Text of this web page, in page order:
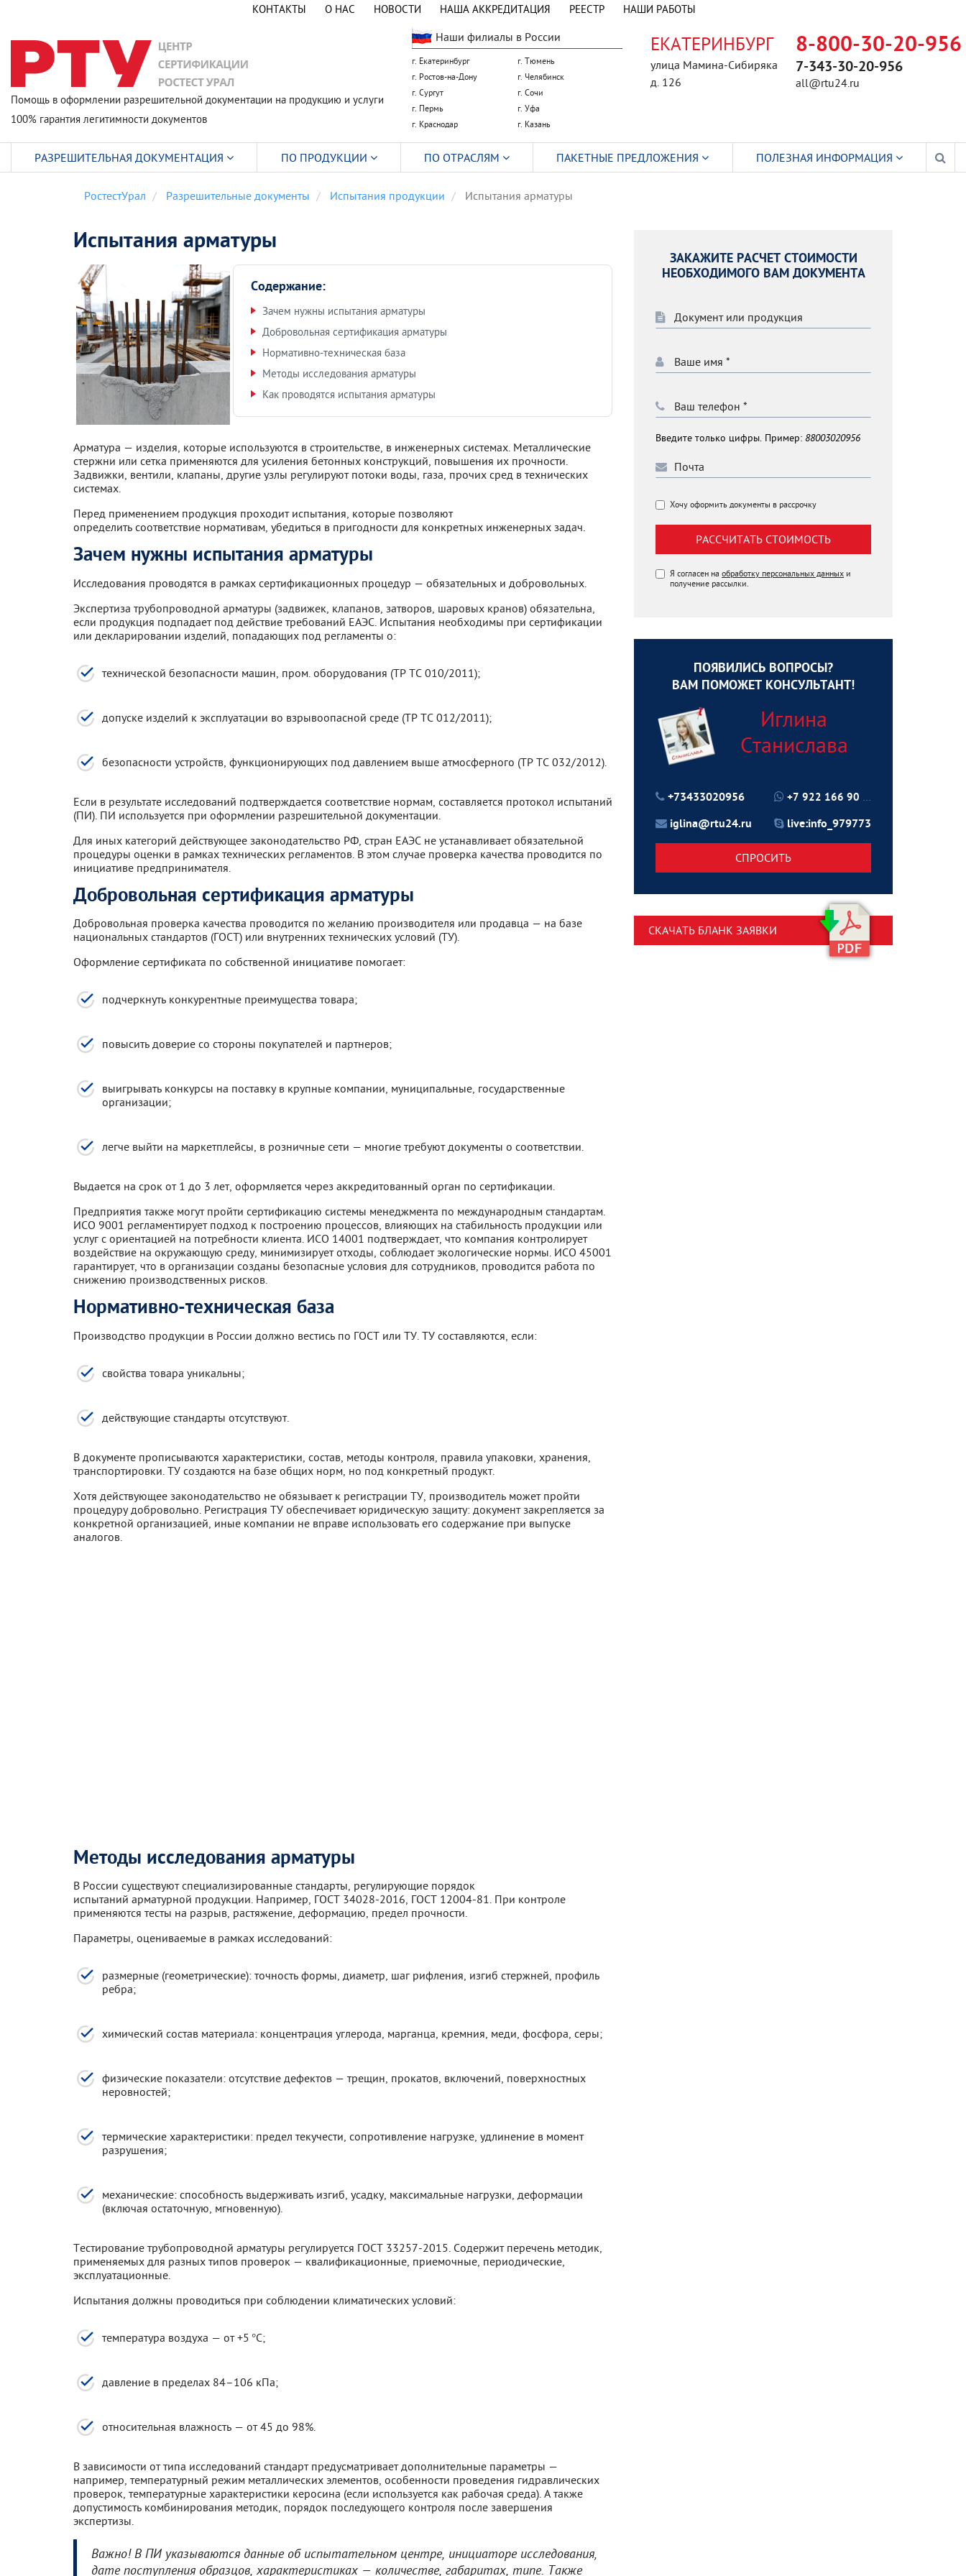
КОНТАКТЫ О НАС НОВОСТИ НАША АККРЕДИТАЦИЯ РЕЕСТР НАШИ РАБОТЫ
Помощь в оформлении разрешительной документации на продукцию и услуги
100% гарантия легитимности документов
Наши филиалы в России
г. Екатеринбург
г. Тюмень
г. Ростов-на-Дону
г. Челябинск
г. Сургут
г. Сочи
г. Пермь
г. Уфа
г. Краснодар
г. Казань
ЕКАТЕРИНБУРГ
улица Мамина-Сибиряка
д. 126
8-800-30-20-956
7-343-30-20-956
all@rtu24.ru
РостестУрал Разрешительные документы Испытания продукции Испытания арматуры
Испытания арматуры
Содержание:
Зачем нужны испытания арматуры
Добровольная сертификация арматуры
Нормативно-техническая база
Методы исследования арматуры
Как проводятся испытания арматуры
Арматура — изделия, которые используются в строительстве, в инженерных системах. Металлические
стержни или сетка применяются для усиления бетонных конструкций, повышения их прочности.
Задвижки, вентили, клапаны, другие узлы регулируют потоки воды, газа, прочих сред в технических
системах.
Перед применением продукция проходит испытания, которые позволяют
определить соответствие нормативам, убедиться в пригодности для конкретных инженерных задач.
Зачем нужны испытания арматуры
Исследования проводятся в рамках сертификационных процедур — обязательных и добровольных.
Экспертиза трубопроводной арматуры (задвижек, клапанов, затворов, шаровых кранов) обязательна,
если продукция подпадает под действие требований ЕАЭС. Испытания необходимы при сертификации
или декларировании изделий, попадающих под регламенты о:
технической безопасности машин, пром. оборудования (ТР ТС 010/2011);
допуске изделий к эксплуатации во взрывоопасной среде (ТР ТС 012/2011);
безопасности устройств, функционирующих под давлением выше атмосферного (ТР ТС 032/2012).
Если в результате исследований подтверждается соответствие нормам, составляется протокол испытаний
(ПИ). ПИ используется при оформлении разрешительной документации.
Для иных категорий действующее законодательство РФ, стран ЕАЭС не устанавливает обязательной
процедуры оценки в рамках технических регламентов. В этом случае проверка качества проводится по
инициативе предпринимателя.
Добровольная сертификация арматуры
Добровольная проверка качества проводится по желанию производителя или продавца — на базе
национальных стандартов (ГОСТ) или внутренних технических условий (ТУ).
Оформление сертификата по собственной инициативе помогает:
подчеркнуть конкурентные преимущества товара;
повысить доверие со стороны покупателей и партнеров;
выигрывать конкурсы на поставку в крупные компании, муниципальные, государственные
организации;
легче выйти на маркетплейсы, в розничные сети — многие требуют документы о соответствии.
Выдается на срок от 1 до 3 лет, оформляется через аккредитованный орган по сертификации.
Предприятия также могут пройти сертификацию системы менеджмента по международным стандартам.
ИСО 9001 регламентирует подход к построению процессов, влияющих на стабильность продукции или
услуг с ориентацией на потребности клиента. ИСО 14001 подтверждает, что компания контролирует
воздействие на окружающую среду, минимизирует отходы, соблюдает экологические нормы. ИСО 45001
гарантирует, что в организации созданы безопасные условия для сотрудников, проводится работа по
снижению производственных рисков.
Нормативно-техническая база
Производство продукции в России должно вестись по ГОСТ или ТУ. ТУ составляются, если:
свойства товара уникальны;
действующие стандарты отсутствуют.
В документе прописываются характеристики, состав, методы контроля, правила упаковки, хранения,
транспортировки. ТУ создаются на базе общих норм, но под конкретный продукт.
Хотя действующее законодательство не обязывает к регистрации ТУ, производитель может пройти
процедуру добровольно. Регистрация ТУ обеспечивает юридическую защиту: документ закрепляется за
конкретной организацией, иные компании не вправе использовать его содержание при выпуске
аналогов.
Методы исследования арматуры
В России существуют специализированные стандарты, регулирующие порядок
испытаний арматурной продукции. Например, ГОСТ 34028-2016, ГОСТ 12004-81. При контроле
применяются тесты на разрыв, растяжение, деформацию, предел прочности.
Параметры, оцениваемые в рамках исследований:
размерные (геометрические): точность формы, диаметр, шаг рифления, изгиб стержней, профиль
ребра;
химический состав материала: концентрация углерода, марганца, кремния, меди, фосфора, серы;
физические показатели: отсутствие дефектов — трещин, прокатов, включений, поверхностных
неровностей;
термические характеристики: предел текучести, сопротивление нагрузке, удлинение в момент
разрушения;
механические: способность выдерживать изгиб, усадку, максимальные нагрузки, деформации
(включая остаточную, мгновенную).
Тестирование трубопроводной арматуры регулируется ГОСТ 33257-2015. Содержит перечень методик,
применяемых для разных типов проверок — квалификационные, приемочные, периодические,
эксплуатационные.
Испытания должны проводиться при соблюдении климатических условий:
температура воздуха — от +5 °C;
давление в пределах 84–106 кПа;
относительная влажность — от 45 до 98%.
В зависимости от типа исследований стандарт предусматривает дополнительные параметры —
например, температурный режим металлических элементов, особенности проведения гидравлических
проверок, температурные характеристики керосина (если используется как рабочая среда). А также
допустимость комбинирования методик, порядок последующего контроля после завершения
экспертизы.
Важно! В ПИ указываются данные об испытательном центре, инициаторе исследования,
дате поступления образцов, характеристиках — количестве, габаритах, типе. Также
ЗАКАЖИТЕ РАСЧЕТ СТОИМОСТИ
НЕОБХОДИМОГО ВАМ ДОКУМЕНТА
Введите только цифры. Пример: 88003020956
Хочу оформить документы в рассрочку
РАССЧИТАТЬ СТОИМОСТЬ
Я согласен на обработку персональных данных и
получение рассылки.
ПОЯВИЛИСЬ ВОПРОСЫ?
ВАМ ПОМОЖЕТ КОНСУЛЬТАНТ!
Иглина
Станислава
+73433020956
iglina@rtu24.ru
+7 922 166 90 70
live:info_979773
СПРОСИТЬ
СКАЧАТЬ БЛАНК ЗАЯВКИ
РАЗРЕШИТЕЛЬНАЯ ДОКУМЕНТАЦИЯ ПО ПРОДУКЦИИ ПО ОТРАСЛЯМ ПАКЕТНЫЕ ПРЕДЛОЖЕНИЯ ПОЛЕЗНАЯ ИНФОРМАЦИЯ